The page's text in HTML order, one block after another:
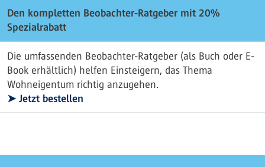
Den kompletten Beobachter-Ratgeber mit 20%
Spezialrabatt
Die umfassenden Beobachter-Ratgeber (als Buch oder E-
Book erhältlich) helfen Einsteigern, das Thema
Wohneigentum richtig anzugehen.
➤ Jetzt bestellen